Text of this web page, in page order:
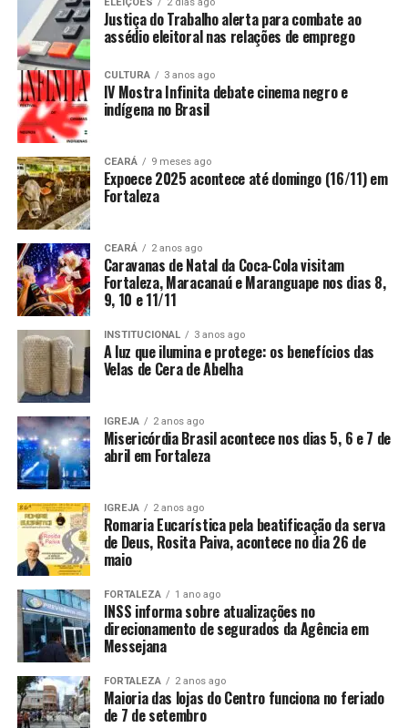
ELEIÇÕES 2 dias ago
Justiça do Trabalho alerta para combate ao
assédio eleitoral nas relações de emprego
CULTURA 3 anos ago
IV Mostra Infinita debate cinema negro e
indígena no Brasil
CEARÁ 9 meses ago
Expoece 2025 acontece até domingo (16/11) em
Fortaleza
CEARÁ 2 anos ago
Caravanas de Natal da Coca-Cola visitam
Fortaleza, Maracanaú e Maranguape nos dias 8,
9, 10 e 11/11
INSTITUCIONAL 3 anos ago
A luz que ilumina e protege: os benefícios das
Velas de Cera de Abelha
IGREJA 2 anos ago
Misericórdia Brasil acontece nos dias 5, 6 e 7 de
abril em Fortaleza
IGREJA 2 anos ago
Romaria Eucarística pela beatificação da serva
de Deus, Rosita Paiva, acontece no dia 26 de
maio
FORTALEZA 1 ano ago
INSS informa sobre atualizações no
direcionamento de segurados da Agência em
Messejana
FORTALEZA 2 anos ago
Maioria das lojas do Centro funciona no feriado
de 7 de setembro